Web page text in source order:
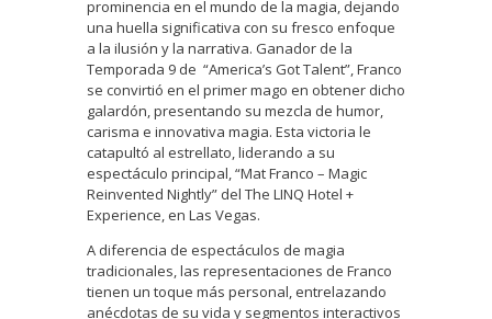
prominencia en el mundo de la magia, dejando
una huella significativa con su fresco enfoque
a la ilusión y la narrativa. Ganador de la
Temporada 9 de “America’s Got Talent”, Franco
se convirtió en el primer mago en obtener dicho
galardón, presentando su mezcla de humor,
carisma e innovativa magia. Esta victoria le
catapultó al estrellato, liderando a su
espectáculo principal, “Mat Franco – Magic
Reinvented Nightly” del The LINQ Hotel +
Experience, en Las Vegas.
A diferencia de espectáculos de magia
tradicionales, las representaciones de Franco
tienen un toque más personal, entrelazando
anécdotas de su vida y segmentos interactivos